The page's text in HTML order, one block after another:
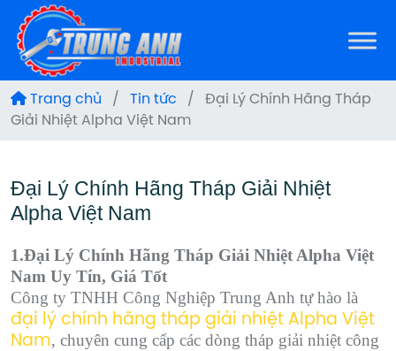
Trang chủ / Tin tức / Đại Lý Chính Hãng Tháp
Giải Nhiệt Alpha Việt Nam
Đại Lý Chính Hãng Tháp Giải Nhiệt
Alpha Việt Nam
1.Đại Lý Chính Hãng Tháp Giải Nhiệt Alpha Việt
Nam Uy Tín, Giá Tốt
Công ty TNHH Công Nghiệp Trung Anh tự hào là
đại lý chính hãng tháp giải nhiệt Alpha Việt
Nam, chuyên cung cấp các dòng tháp giải nhiệt công